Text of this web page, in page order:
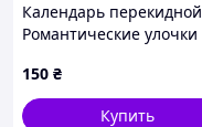
Календарь перекидной
Романтические улочки
Коллаж
150 ₴
Купить